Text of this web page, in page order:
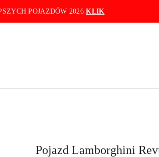
POJAZDÓW 2026KLIK
Pojazd Lamborghini